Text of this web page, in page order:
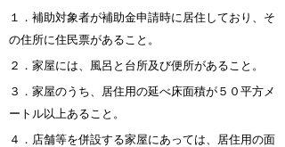
１．補助対象者が補助金申請時に居住しており、そ
の住所に住民票があること。
２．家屋には、風呂と台所及び便所があること。
３．家屋のうち、居住用の延べ床面積が５０平方メ
ートル以上あること。
４．店舗等を併設する家屋にあっては、居住用の面